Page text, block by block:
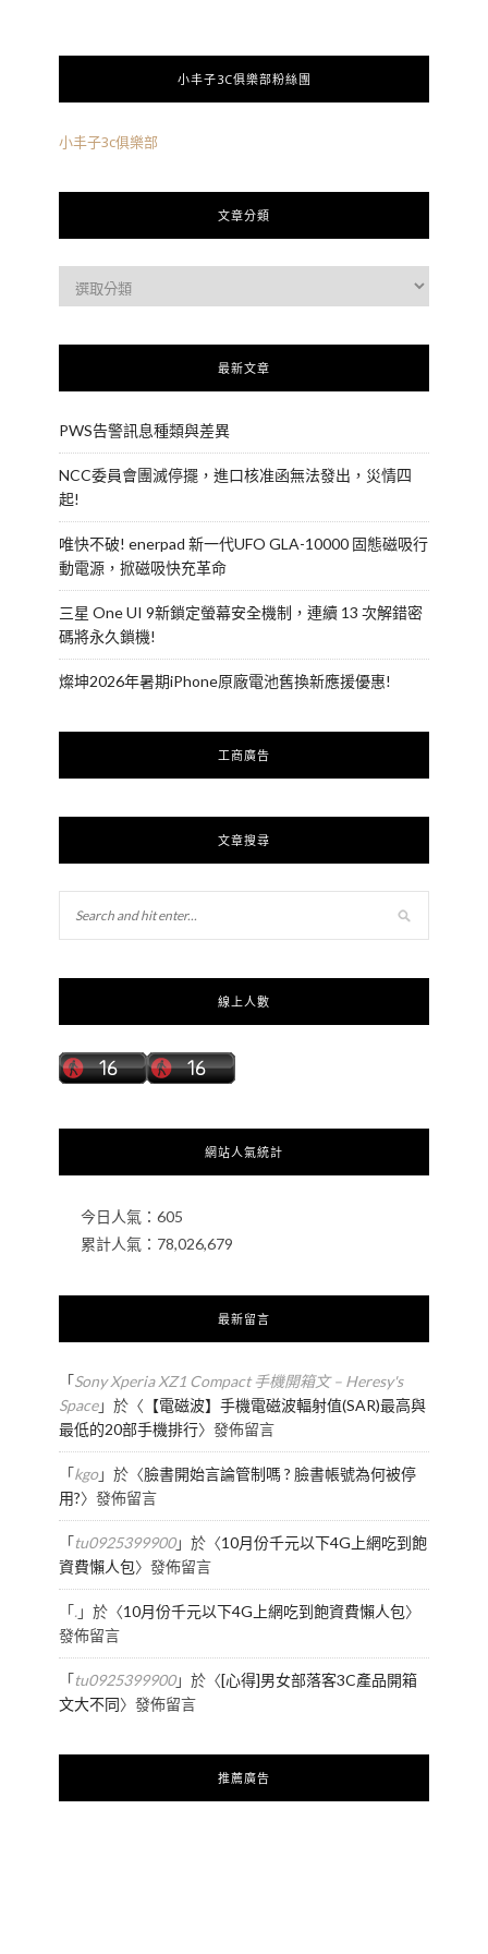
小丰子3C俱樂部粉絲團
小丰子3c俱樂部
文章分類
最新文章
PWS告警訊息種類與差異
NCC委員會團滅停擺，進口核准函無法發出，災情四
起!
唯快不破! enerpad 新一代UFO GLA-10000 固態磁吸行
動電源，掀磁吸快充革命
三星 One UI 9新鎖定螢幕安全機制，連續 13 次解錯密
碼將永久鎖機!
燦坤2026年暑期iPhone原廠電池舊換新應援優惠!
工商廣告
文章搜尋
線上人數
網站人氣統計
今日人氣： 605
累計人氣： 78,026,679
最新留言
「Sony Xperia XZ1 Compact 手機開箱文 – Heresy's
Space」於〈 【電磁波】手機電磁波輻射值(SAR)最高與
最低的20部手機排行〉發佈留言
「kgo」於〈臉書開始言論管制嗎 ? 臉書帳號為何被停
用?〉發佈留言
「tu0925399900」於〈10月份千元以下4G上網吃到飽
資費懶人包〉發佈留言
「.」於〈10月份千元以下4G上網吃到飽資費懶人包〉
發佈留言
「tu0925399900」於〈[心得]男女部落客3C產品開箱
文大不同〉發佈留言
推薦廣告